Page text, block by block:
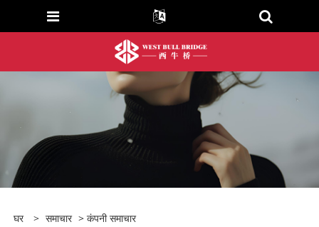
घर > समाचार > कंपनी समाचार